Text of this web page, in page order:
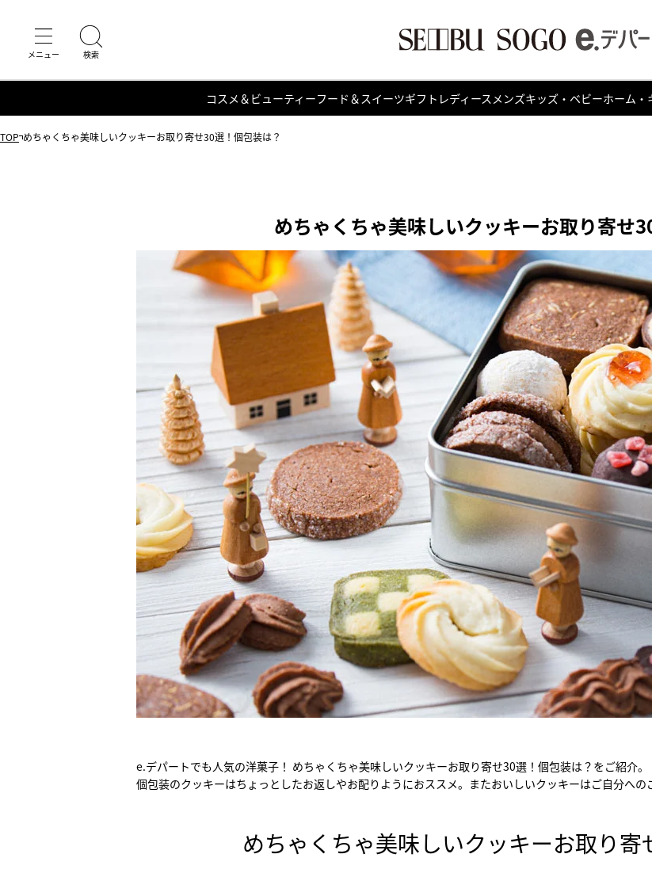
コスメ＆ビューティーフード＆スイーツギフト レディース メンズキッズ・ベビーホーム・
TOP めちゃくちゃ美味しいクッキーお取り寄せ30選！個包装は？
めちゃくちゃ美味しいクッキーお取り寄せ
e.デパートでも人気の洋菓子！ めちゃくちゃ美味しいクッキーお取り寄せ30選！個包装は？をご紹介。
個包装のクッキーはちょっとしたお返しやお配りようにおススメ。またおいしいクッキーはご自分への
めちゃくちゃ美味しいクッキーお取り寄